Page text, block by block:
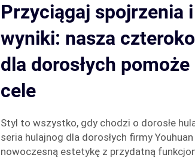
Przyciągaj spojrzenia
wyniki: nasza
dla dorosłych
cele
Styl to wszystko, gdy chodzi o dorosłe
seria hulajnog dla dorosłych firmy
nowoczesną estetykę z przydatną